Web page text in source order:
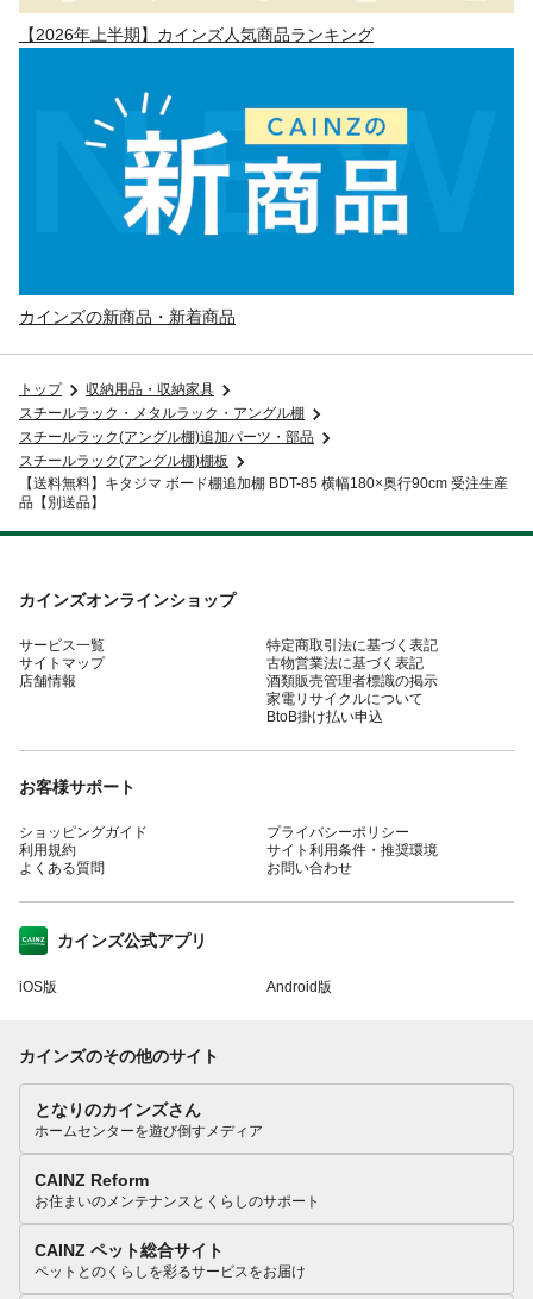
【2026年上半期】カインズ人気商品ランキング
カインズの新商品・新着商品
トップ
収納用品・収納家具
スチールラック・メタルラック・アングル棚
スチールラック(アングル棚)追加パーツ・部品
スチールラック(アングル棚)棚板
【送料無料】キタジマ ボード棚追加棚 BDT-85 横幅180×奥行90cm 受注生産
品【別送品】
カインズオンラインショップ
サービス一覧
サイトマップ
店舗情報
特定商取引法に基づく表記
古物営業法に基づく表記
酒類販売管理者標識の掲示
家電リサイクルについて
BtoB掛け払い申込
お客様サポート
ショッピングガイド
利用規約
よくある質問
プライバシーポリシー
サイト利用条件・推奨環境
お問い合わせ
カインズ公式アプリ
iOS版 Android版
カインズのその他のサイト
となりのカインズさん
ホームセンターを遊び倒すメディア
CAINZ Reform
お住まいのメンテナンスとくらしのサポート
CAINZ ペット総合サイト
ペットとのくらしを彩るサービスをお届け